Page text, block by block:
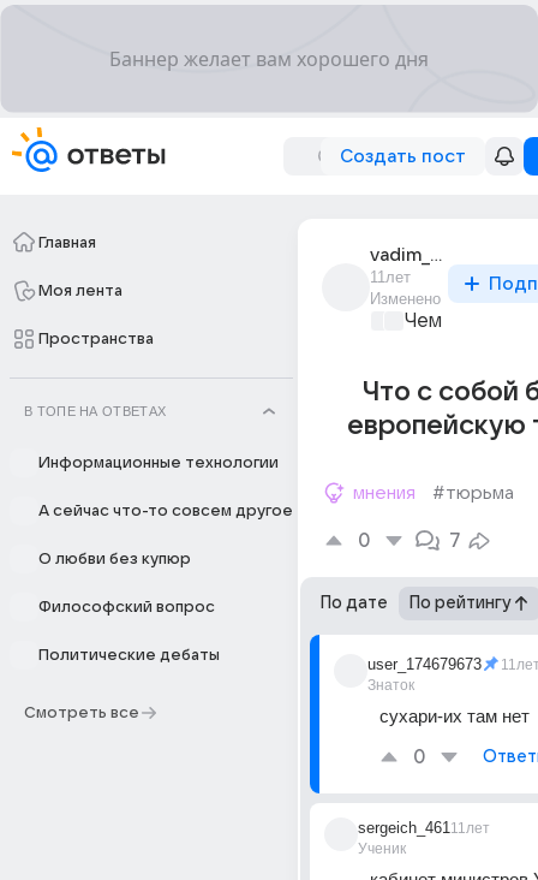
Создать пост
Главная
Моя лента
Пространства
В ТОПЕ НА ОТВЕТАХ
Информационные технологии
А сейчас что-то совсем другое
О любви без купюр
Философский вопрос
Политические дебаты
Смотреть все
vadim_lomov_21
11лет
Изменено
Чем заняться?
Что с собой
европейскую
мнения #тюрьма
0 7
По дате По рейтингу
user_174679673
Знаток
сухари-их там нет
0
sergeich_461
Ученик
11лет